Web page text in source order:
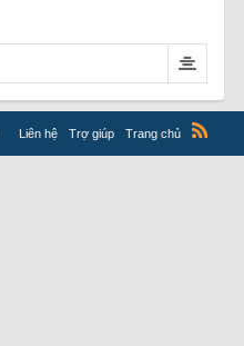
Liên hệ Trợ giúp Trang chủ